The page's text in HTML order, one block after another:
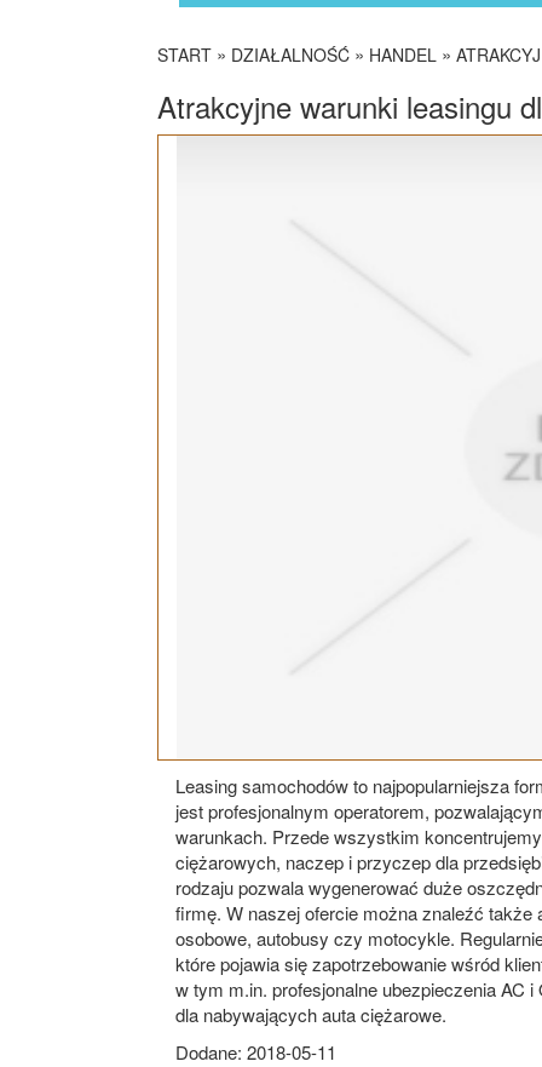
START » DZIAŁALNOŚĆ » HANDEL »
Atrakcyjne warunki leasingu
Leasing samochodów to najpopularniejsza
jest profesjonalnym operatorem,
warunkach. Przede wszystkim
ciężarowych, naczep i przyczep dla
rodzaju pozwala wygenerować duże
firmę. W naszej ofercie można znaleźć
osobowe, autobusy czy motocykle.
które pojawia się zapotrzebowanie wśród
w tym m.in. profesjonalne ubezpieczenia AC
dla nabywających auta ciężarowe.
Dodane: 2018-05-11